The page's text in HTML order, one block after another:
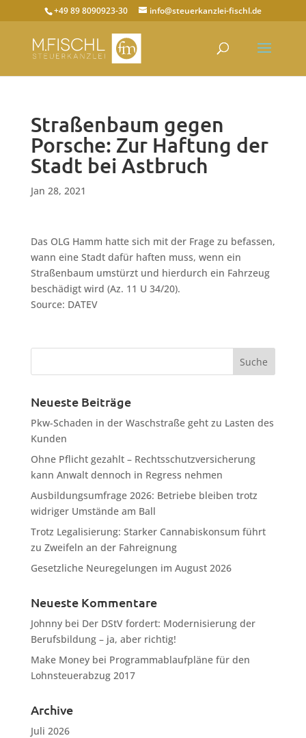
+49 89 8090923-30 info@steuerkanzlei-fischl.de
Straßenbaum gegen
Porsche: Zur Haftung der
Stadt bei Astbruch
Jan 28, 2021
Das OLG Hamm hatte sich mit der Frage zu befassen,
wann eine Stadt dafür haften muss, wenn ein
Straßenbaum umstürzt und hierdurch ein Fahrzeug
beschädigt wird (Az. 11 U 34/20).
Source: DATEV
Neueste Beiträge
Pkw-Schaden in der Waschstraße geht zu Lasten des
Kunden
Ohne Pflicht gezahlt – Rechtsschutzversicherung
kann Anwalt dennoch in Regress nehmen
Ausbildungsumfrage 2026: Betriebe bleiben trotz
widriger Umstände am Ball
Trotz Legalisierung: Starker Cannabiskonsum führt
zu Zweifeln an der Fahreignung
Gesetzliche Neuregelungen im August 2026
Neueste Kommentare
Johnnybei Der DStV fordert: Modernisierung der
Berufsbildung – ja, aber richtig!
Make Moneybei Programmablaufpläne für den
Lohnsteuerabzug 2017
Archive
Juli 2026